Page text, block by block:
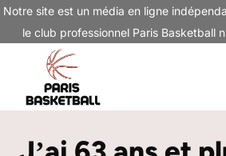
Aller
contenu
Notre site est un média en ligne
le club professionnel Paris Basketball